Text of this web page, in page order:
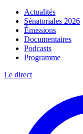
Actualités
Sénatoriales 2026
Émissions
Documentaires
Podcasts
Programme
Le direct